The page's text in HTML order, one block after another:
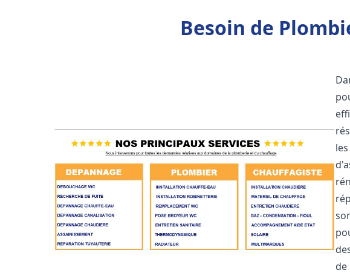
Besoin de
de